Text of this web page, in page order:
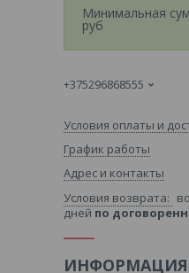
Минимальная
руб
+375296868555
Условия оплаты и
График работы
Адрес и контакты
дней по
ИНФОРМАЦИЯ